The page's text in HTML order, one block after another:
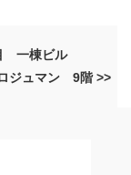
一棟ビル
ロジュマン 9階 >>